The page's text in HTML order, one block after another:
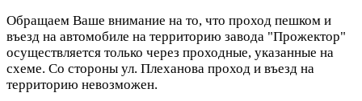
Обращаем Ваше внимание на то, что проход пешком и
въезд на автомобиле на территорию завода "Прожектор"
осуществляется только через проходные, указанные на
схеме. Со стороны ул. Плеханова проход и въезд на
территорию невозможен.